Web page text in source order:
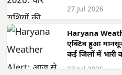
27 Jul 2026
Haryana
एक्टिव हुआ
कई जिलों में भारी
27 Jul 2026